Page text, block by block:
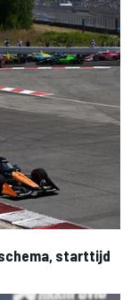
starttijd